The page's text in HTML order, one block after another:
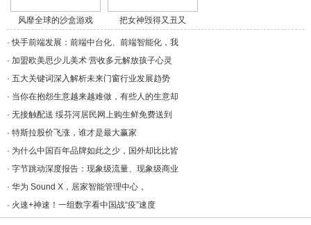
风靡全球的沙盒游戏
《/a>
把女神毁得又丑又
秃，/a>
·快手前端发展：前端中台化、前端智能化，我
· 加盟欧美思少儿美术 营收多元解放孩子心灵
· 五大关键词深入解析未来门窗行业发展趋势
· 当你在抱怨生意越来越难做，有些人的生意却
· 无接触配送 绥芬河居民网上购生鲜免费送到
· 特斯拉股价飞涨，谁才是最大赢家
· 为什么中国百年品牌如此之少，国外却比比皆
· 字节跳动深度报告：现象级流量、现象级商业
· 华为 Sound X，居家智能管理中心，
· 火速+神速！一组数字看中国战“疫”速度